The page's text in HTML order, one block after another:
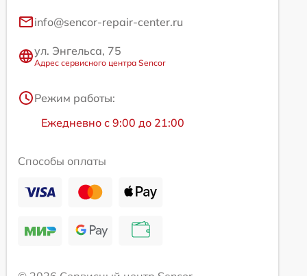
info@sencor-repair-center.ru
ул. Энгельса, 75
Адрес сервисного центра Sencor
Режим работы:
Ежедневно с 9:00 до 21:00
Способы оплаты